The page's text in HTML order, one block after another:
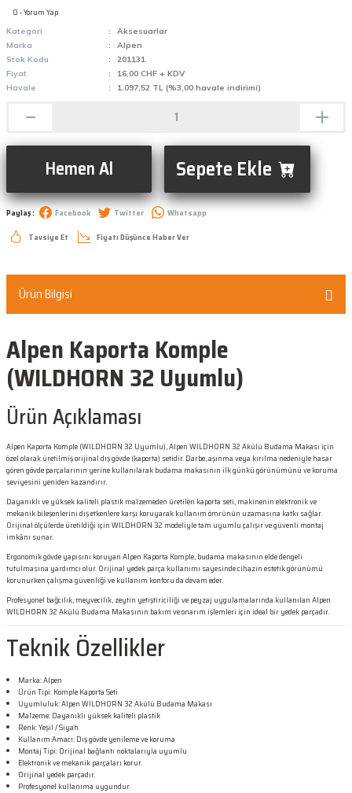
0 - Yorum Yap
Kategori
Aksesuarlar
Marka
Alpen
Stok Kodu
201131
Fiyat
16,00 CHF + KDV
Havale
1.097,52 TL (%3,00 havale indirimi)
Hemen Al Sepete Ekle
Paylaş : Facebook Twitter
Whatsapp
Tavsiye Et
Fiyatı Düşünce Haber Ver
Ürün Bilgisi
Alpen Kaporta Komple
(WILDHORN 32 Uyumlu)
Ürün Açıklaması
Alpen Kaporta Komple (WILDHORN 32 Uyumlu), Alpen WILDHORN 32 Akülü Budama Makası için
özel olarak üretilmiş orijinal dış gövde (kaporta) setidir. Darbe, aşınma veya kırılma nedeniyle hasar
gören gövde parçalarının yerine kullanılarak budama makasının ilk günkü görünümünü ve koruma
seviyesini yeniden kazandırır.
Dayanıklı ve yüksek kaliteli plastik malzemeden üretilen kaporta seti, makinenin elektronik ve
mekanik bileşenlerini dış etkenlere karşı koruyarak kullanım ömrünün uzamasına katkı sağlar.
Orijinal ölçülerde üretildiği için WILDHORN 32 modeliyle tam uyumlu çalışır ve güvenli montaj
imkânı sunar.
Ergonomik gövde yapısını koruyan Alpen Kaporta Komple, budama makasının elde dengeli
tutulmasına yardımcı olur. Orijinal yedek parça kullanımı sayesinde cihazın estetik görünümü
korunurken çalışma güvenliği ve kullanım konforu da devam eder.
Profesyonel bağcılık, meyvecilik, zeytin yetiştiriciliği ve peyzaj uygulamalarında kullanılan Alpen
WILDHORN 32 Akülü Budama Makasının bakım ve onarım işlemleri için ideal bir yedek parçadır.
Teknik Özellikler
Marka: Alpen
Ürün Tipi: Komple Kaporta Seti
Uyumluluk: Alpen WILDHORN 32 Akülü Budama Makası
Malzeme: Dayanıklı yüksek kaliteli plastik
Renk: Yeşil / Siyah
Kullanım Amacı: Dış gövde yenileme ve koruma
Montaj Tipi: Orijinal bağlantı noktalarıyla uyumlu
Elektronik ve mekanik parçaları korur.
Orijinal yedek parçadır.
Profesyonel kullanıma uygundur.